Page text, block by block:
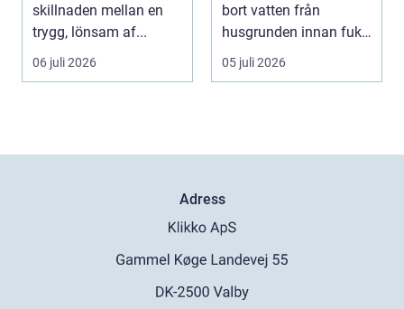
skillnaden mellan en
trygg, lönsam af...
06 juli 2026
bort vatten från
husgrunden innan fukt
hinner o...
05 juli 2026
Adress